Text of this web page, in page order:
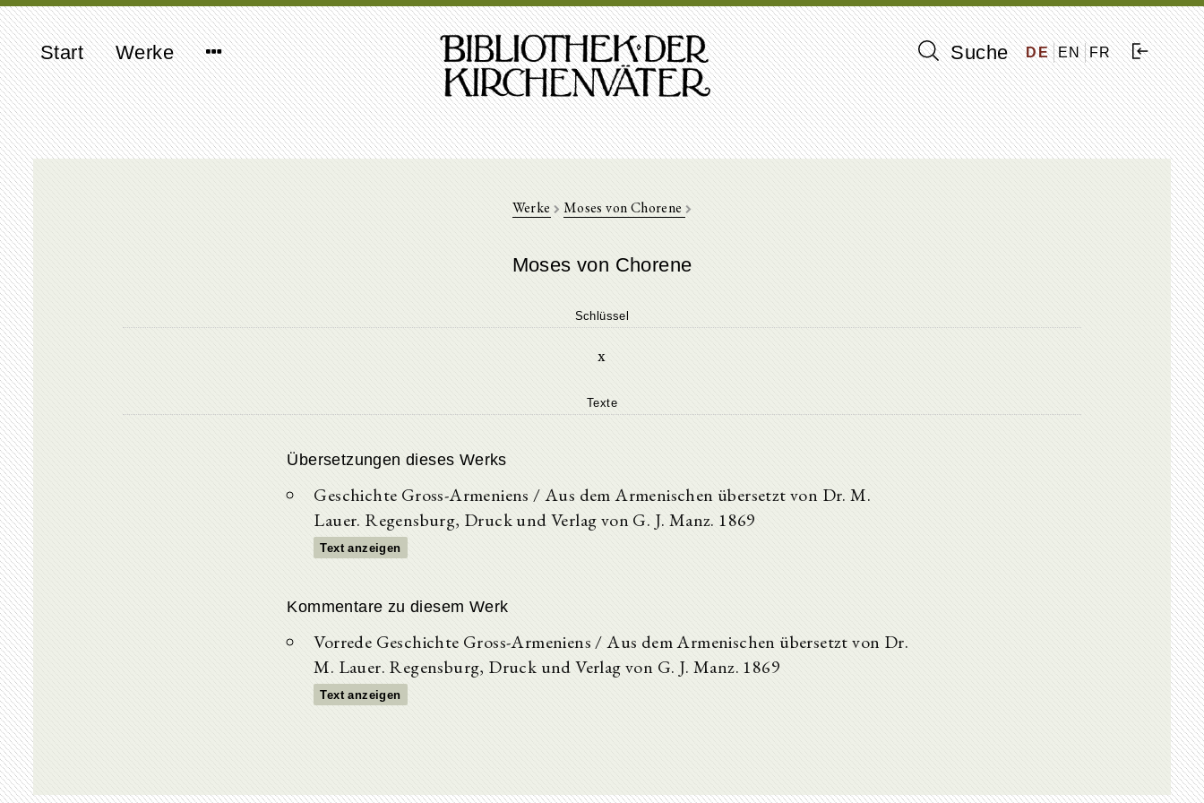
Start Werke Suche DE EN FR
Werke Moses von Chorene
Moses von Chorene
Schlüssel
x
Texte
Übersetzungen dieses Werks
Geschichte Gross-Armeniens / Aus dem Armenischen übersetzt von Dr. M.
Lauer. Regensburg, Druck und Verlag von G. J. Manz. 1869
Text anzeigen
Kommentare zu diesem Werk
Vorrede Geschichte Gross-Armeniens / Aus dem Armenischen übersetzt von Dr.
M. Lauer. Regensburg, Druck und Verlag von G. J. Manz. 1869
Text anzeigen